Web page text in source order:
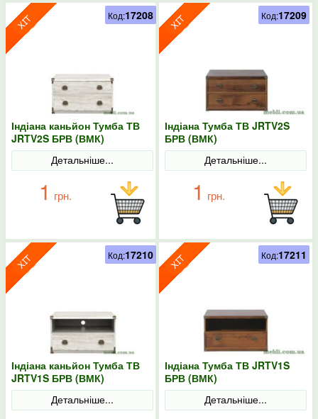
Індіана каньйон Тумба ТВ
JRTV2S БРВ (ВМК)
Детальніше...
1 грн.
Код:17208
Індіана Тумба ТВ JRTV2S
БРВ (ВМК)
Детальніше...
1 грн.
Код:17209
Індіана каньйон Тумба ТВ
JRTV1S БРВ (ВМК)
Детальніше...
Код:17210
Індіана Тумба ТВ JRTV1S
БРВ (ВМК)
Детальніше...
Код:17211